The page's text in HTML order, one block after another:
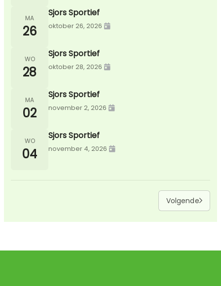
MA
26
Sjors Sportief
oktober 26, 2026
WO
28
Sjors Sportief
oktober 28, 2026
MA
02
Sjors Sportief
november 2, 2026
WO
04
Sjors Sportief
november 4, 2026
Volgende